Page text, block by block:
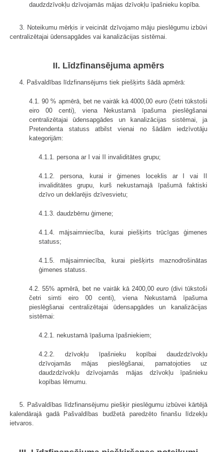
daudzdzīvokļu dzīvojamās mājas dzīvokļu īpašnieku kopība.
3. Noteikumu mērķis ir veicināt dzīvojamo māju pieslēgumu izbūvi
centralizētajai ūdensapgādes vai kanalizācijas sistēmai.
II. Līdzfinansējuma apmērs
4. Pašvaldības līdzfinansējums tiek piešķirts šādā apmērā:
4.1. 90 % apmērā, bet ne vairāk kā 4000,00 euro(četri tūkstoši
eiro 00 centi), viena Nekustamā īpašuma pieslēgšanai
centralizētajai ūdensapgādes un kanalizācijas sistēmai, ja
Pretendenta statuss atbilst vienai no šādām iedzīvotāju
kategorijām:
4.1.1. persona ar I vai II invaliditātes grupu;
4.1.2. persona, kurai ir ģimenes loceklis ar I vai II
invaliditātes grupu, kurš nekustamajā īpašumā faktiski
dzīvo un deklarējis dzīvesvietu;
4.1.3. daudzbērnu ģimene;
4.1.4. mājsaimniecība, kurai piešķirts trūcīgas ģimenes
statuss;
4.1.5. mājsaimniecība, kurai piešķirts maznodrošinātas
ģimenes statuss.
4.2. 55% apmērā, bet ne vairāk kā 2400,00 euro(divi tūkstoši
četri simti eiro 00 centi), viena Nekustamā īpašuma
pieslēgšanai centralizētajai ūdensapgādes un kanalizācijas
sistēmai:
4.2.1. nekustamā īpašuma īpašniekiem;
4.2.2. dzīvokļu īpašnieku kopībai daudzdzīvokļu
dzīvojamās mājas pieslēgšanai, pamatojoties uz
daudzdzīvokļu dzīvojamās mājas dzīvokļu īpašnieku
kopības lēmumu.
5. Pašvaldības līdzfinansējumu piešķir pieslēgumu izbūvei kārtējā
kalendārajā gadā Pašvaldības budžetā paredzēto finanšu līdzekļu
ietvaros.